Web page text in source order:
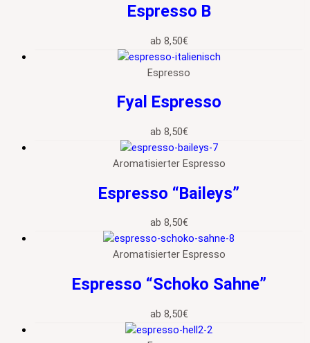
Espresso B
ab 8,50€
Espresso
Fyal Espresso
ab 8,50€
Aromatisierter Espresso
Espresso “Baileys”
ab 8,50€
Aromatisierter Espresso
Espresso “Schoko Sahne”
ab 8,50€